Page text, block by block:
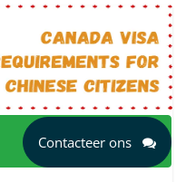
AANVRAGEN
for Chinese
Contacteer ons